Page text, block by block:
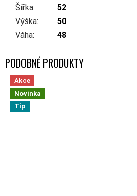
Šířka:
52
Výška:
50
Váha: 48
Akce
Novinka
Tip